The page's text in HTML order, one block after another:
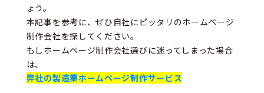
ょう。
本記事を参考に、ぜひ自社にピッタリのホームページ
制作会社を探してください。
もしホームページ制作会社選びに迷ってしまった場合
は、
弊社の製造業ホームページ制作サービス